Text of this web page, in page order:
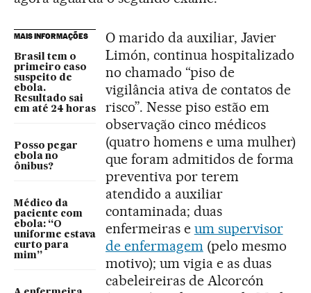
MAIS INFORMAÇÕES
Brasil tem o
primeiro caso
suspeito de
ebola.
Resultado sai
em até 24 horas
Posso pegar
ebola no
ônibus?
Médico da
paciente com
ebola: “O
uniforme estava
curto para
mim”
O marido da auxiliar, Javier
Limón, continua hospitalizado
no chamado “piso de
vigilância ativa de contatos de
risco”. Nesse piso estão em
observação cinco médicos
(quatro homens e uma mulher)
que foram admitidos de forma
preventiva por terem
atendido a auxiliar
contaminada; duas
enfermeiras e um supervisor
de enfermagem(pelo mesmo
motivo); um vigia e as duas
cabeleireiras de Alcorcón